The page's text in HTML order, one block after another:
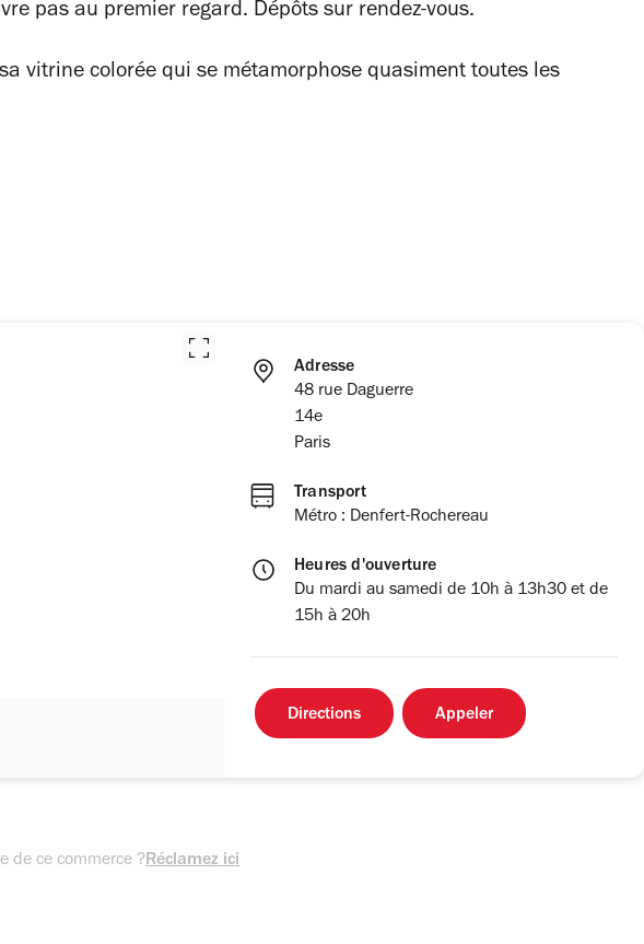
pas au premier regard. Dépôts sur rendez-vous.
vitrine colorée qui se métamorphose quasiment toutes les
Adresse
48 rue Daguerre
14e
Paris
Transport
Métro : Denfert-Rochereau
Heures d'ouverture
Du mardi au samedi de 10h à 13h30 et de
15h à 20h
Directions Appeler
de ce commerce ?Réclamez ici